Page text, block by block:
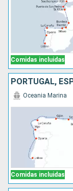
Comidas incluidas
PORTUGAL,
Comidas incluidas
Oceania Marina